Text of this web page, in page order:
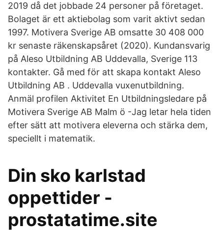
2019 då det jobbade 24 personer på företaget.
Bolaget är ett aktiebolag som varit aktivt sedan
1997. Motivera Sverige AB omsatte 30 408 000
kr senaste räkenskapsåret (2020). Kundansvarig
på Aleso Utbildning AB Uddevalla, Sverige 113
kontakter. Gå med för att skapa kontakt Aleso
Utbildning AB . Uddevalla vuxenutbildning.
Anmäl profilen Aktivitet En Utbildningsledare på
Motivera Sverige AB Malm ö -Jag letar hela tiden
efter sätt att motivera eleverna och stärka dem,
speciellt i matematik.
Din sko karlstad
oppettider -
prostatatime.site